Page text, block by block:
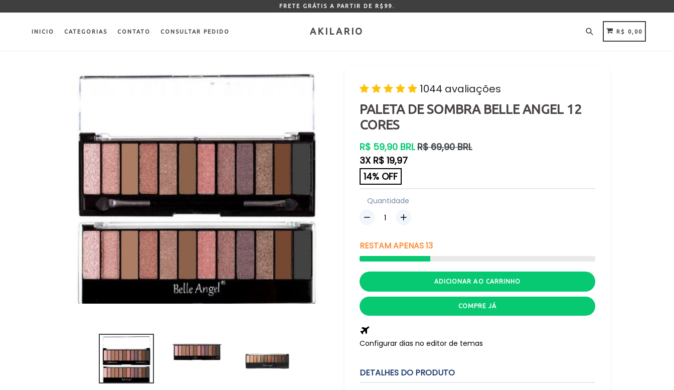
para
FRETE GRÁTIS A PARTIR DE R$99.
INICIO CATEGORIAS CONTATO CONSULTAR PEDIDO AKILARIO PesquisarCARRINHO
CARRINHO
R$ 0,00
1044 avaliações
PALETA DE SOMBRA BELLE ANGEL 12
CORES
Preço
normal
R$ 59,90 BRL R$ 69,90 BRL
3X R$ 19,97
14% OFF
Quantidade
RESTAMAPENAS13
ADICIONAR AO CARRINHO
COMPRE JÁ
Configurar dias no editor de temas
DETALHES DO PRODUTO